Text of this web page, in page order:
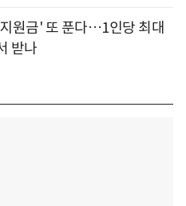
원금' 또 푼다…1인당 최대
받나